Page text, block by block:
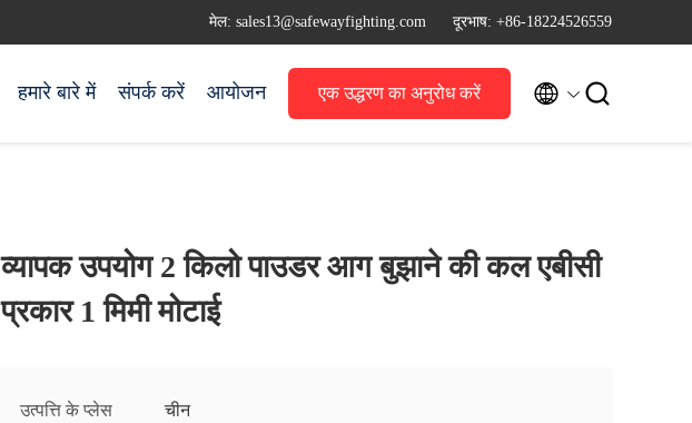
मेल: sales13@safewayfighting.com दूरभाष: +86-18224526559
हमारे बारे में संपर्क करें आयोजन एक उद्धरण का अनुरोध करें  
व्यापक उपयोग 2 किलो पाउडर आग बुझाने की कल एबीसी
प्रकार 1 मिमी मोटाई
उत्पत्ति के प्लेस चीन